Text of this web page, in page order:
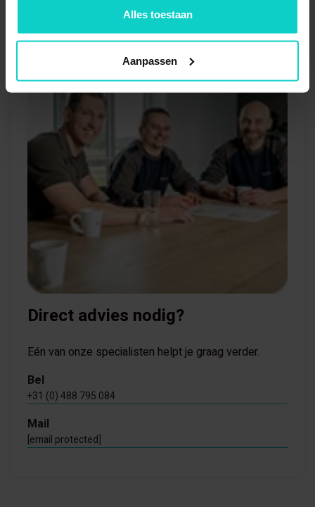
Alles toestaan
Aanpassen
Direct advies nodig?
Eén van onze specialisten helpt je graag verder.
Bel
+31 (0) 488 795 084
Mail
[email protected]